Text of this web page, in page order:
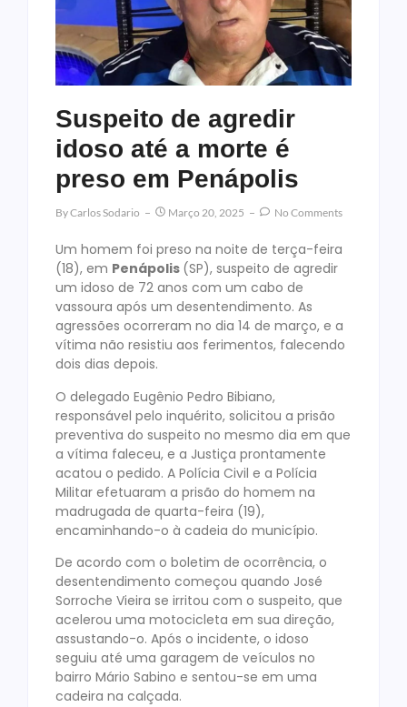
Suspeito de agredir
idoso até a morte é
preso em Penápolis
ByCarlos Sodario Março 20, 2025 No Comments
Um homem foi preso na noite de terça-feira
(18), em Penápolis (SP), suspeito de agredir
um idoso de 72 anos com um cabo de
vassoura após um desentendimento. As
agressões ocorreram no dia 14 de março, e a
vítima não resistiu aos ferimentos, falecendo
dois dias depois.
O delegado Eugênio Pedro Bibiano,
responsável pelo inquérito, solicitou a prisão
preventiva do suspeito no mesmo dia em que
a vítima faleceu, e a Justiça prontamente
acatou o pedido. A Polícia Civil e a Polícia
Militar efetuaram a prisão do homem na
madrugada de quarta-feira (19),
encaminhando-o à cadeia do município.
De acordo com o boletim de ocorrência, o
desentendimento começou quando José
Sorroche Vieira se irritou com o suspeito, que
acelerou uma motocicleta em sua direção,
assustando-o. Após o incidente, o idoso
seguiu até uma garagem de veículos no
bairro Mário Sabino e sentou-se em uma
cadeira na calçada.